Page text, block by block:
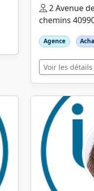
2 Avenue
chemins
Agence
Voir les détails